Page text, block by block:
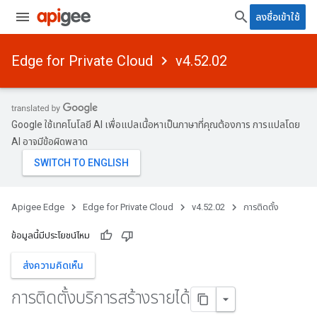
ลงชื่อเข้าใช้
Edge for Private Cloud v4.52.02
Google ใช้เทคโนโลยี AI เพื่อแปลเนื้อหาเป็นภาษาที่คุณต้องการ การแปลโดย
AI อาจมีข้อผิดพลาด
Apigee Edge Edge for Private Cloud v4.52.02 การติดตั้ง
ข้อมูลนี้มีประโยชน์ไหม
ส่งความคิดเห็น
การติดตั้งบริการสร้างรายได้